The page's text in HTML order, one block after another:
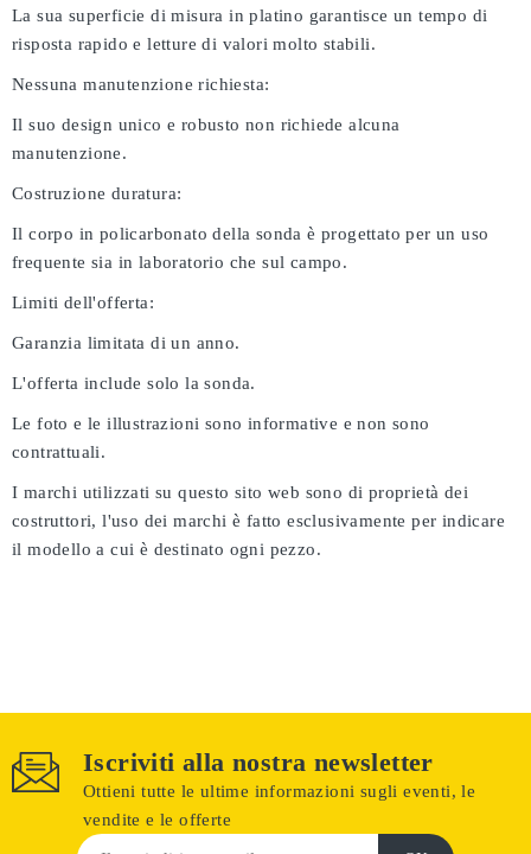
La sua superficie di misura in platino garantisce un tempo di
risposta rapido e letture di valori molto stabili.
Nessuna manutenzione richiesta:
Il suo design unico e robusto non richiede alcuna
manutenzione.
Costruzione duratura:
Il corpo in policarbonato della sonda è progettato per un uso
frequente sia in laboratorio che sul campo.
Limiti dell'offerta:
Garanzia limitata di un anno.
L'offerta include solo la sonda.
Le foto e le illustrazioni sono informative e non sono
contrattuali.
I marchi utilizzati su questo sito web sono di proprietà dei
costruttori, l'uso dei marchi è fatto esclusivamente per indicare
il modello a cui è destinato ogni pezzo.
Iscriviti alla nostra newsletter
Ottieni tutte le ultime informazioni sugli eventi, le
vendite e le offerte